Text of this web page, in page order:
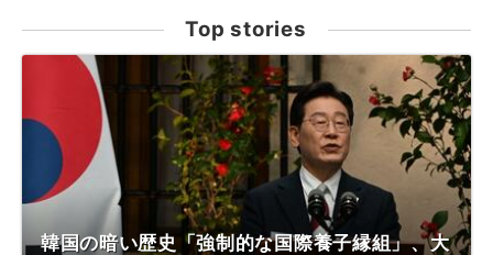
Top stories
韓国の暗い歴史「強制的な国際養子縁組」、大